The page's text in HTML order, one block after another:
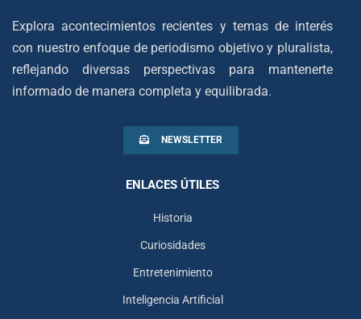
Explora acontecimientos recientes y temas de interés
con nuestro enfoque de periodismo objetivo y pluralista,
reflejando diversas perspectivas para mantenerte
informado de manera completa y equilibrada.
NEWSLETTER
ENLACES ÚTILES
Historia
Curiosidades
Entretenimiento
Inteligencia Artificial